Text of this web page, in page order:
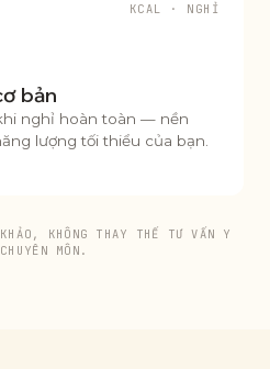
KCAL · NGHỈ
bản
nghỉ hoàn toàn — nền
lượng tối thiểu của bạn.
KHÔNG THAY THẾ TƯ VẤN Y
MÔN.